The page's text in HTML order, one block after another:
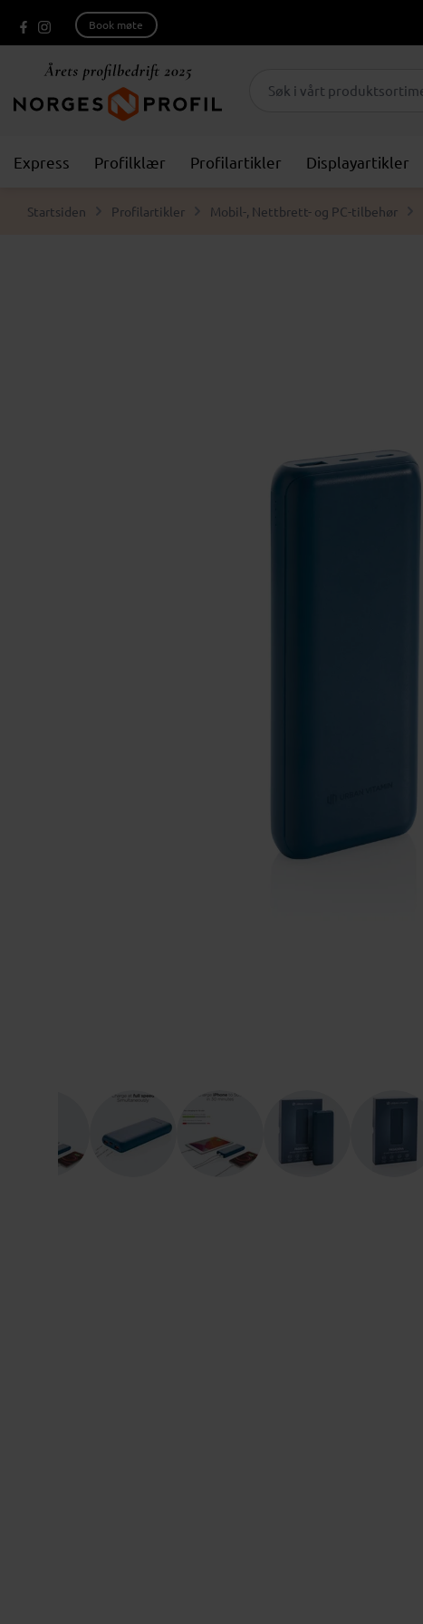
Book møte
Express Profilklær Profilartikler Displayartikler
Startsiden Profilartikler Mobil-, Nettbrett- og PC-tilbehør